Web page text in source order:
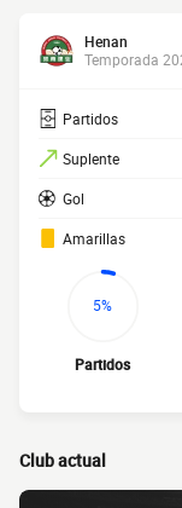
Henan
Temporada
Partidos
Suplente
Gol
Amarillas
5%
Partidos
Club actual